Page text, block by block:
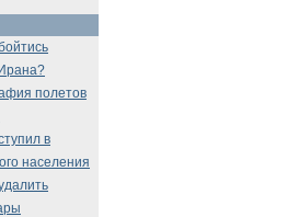
полетов
в
населения